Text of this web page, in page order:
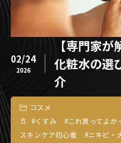
02/24
2026
【専門家が
化粧水の選
介
コスメ
#くすみ #これ買ってよか
スキンケア初心者
#ニキビ・